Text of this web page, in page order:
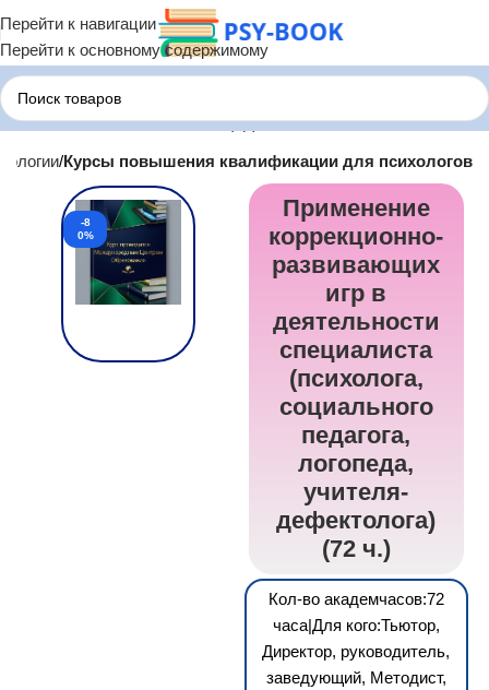
Перейти к навигации
Перейти к основному содержимому
Курсы повышения квалификации для психологов
-8
0%
Применение
коррекционно-
развивающих
игр в
деятельности
специалиста
(психолога,
социального
педагога,
логопеда,
учителя-
дефектолога)
(72 ч.)
Кол-во академчасов:72
часа|Для кого:Тьютор,
Директор, руководитель,
заведующий, Методист,